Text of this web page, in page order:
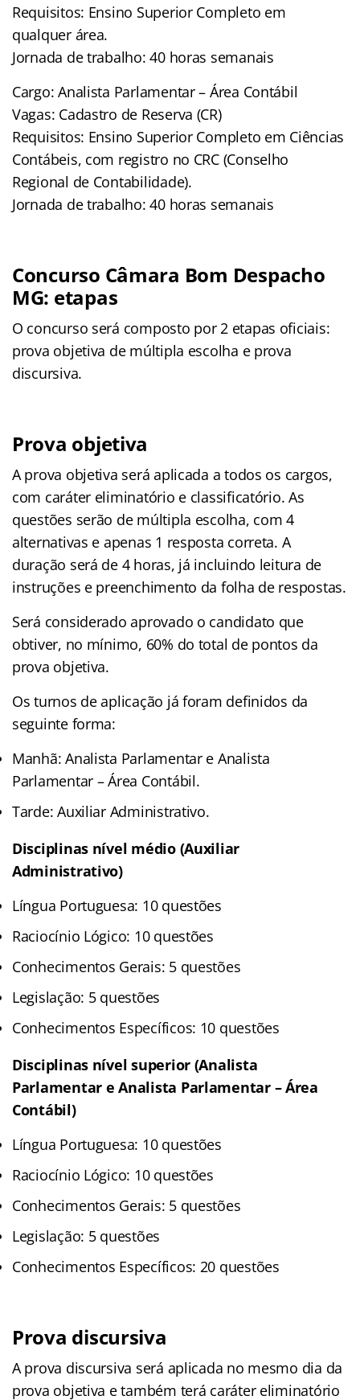
Requisitos: Ensino Superior Completo em
qualquer área.
Jornada de trabalho: 40 horas semanais
Cargo: Analista Parlamentar – Área Contábil
Vagas: Cadastro de Reserva (CR)
Requisitos: Ensino Superior Completo em Ciências
Contábeis, com registro no CRC (Conselho
Regional de Contabilidade).
Jornada de trabalho: 40 horas semanais
Concurso Câmara Bom Despacho
MG: etapas
O concurso será composto por 2 etapas oficiais:
prova objetiva de múltipla escolha e prova
discursiva.
Prova objetiva
A prova objetiva será aplicada a todos os cargos,
com caráter eliminatório e classificatório. As
questões serão de múltipla escolha, com 4
alternativas e apenas 1 resposta correta. A
duração será de 4 horas, já incluindo leitura de
instruções e preenchimento da folha de respostas.
Será considerado aprovado o candidato que
obtiver, no mínimo, 60% do total de pontos da
prova objetiva.
Os turnos de aplicação já foram definidos da
seguinte forma:
Manhã: Analista Parlamentar e Analista
Parlamentar – Área Contábil.
Tarde: Auxiliar Administrativo.
Disciplinas nível médio (Auxiliar
Administrativo)
Língua Portuguesa: 10 questões
Raciocínio Lógico: 10 questões
Conhecimentos Gerais: 5 questões
Legislação: 5 questões
Conhecimentos Específicos: 10 questões
Disciplinas nível superior (Analista
Parlamentar e Analista Parlamentar – Área
Contábil)
Língua Portuguesa: 10 questões
Raciocínio Lógico: 10 questões
Conhecimentos Gerais: 5 questões
Legislação: 5 questões
Conhecimentos Específicos: 20 questões
Prova discursiva
A prova discursiva será aplicada no mesmo dia da
prova objetiva e também terá caráter eliminatório